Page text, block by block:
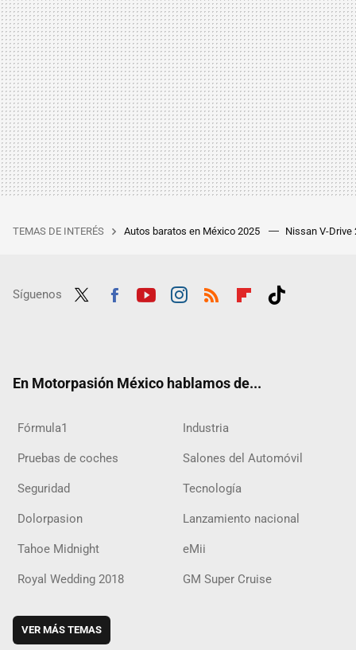
TEMAS DE INTERÉS Autos baratos en México 2025 Nissan V-Drive
Síguenos
En Motorpasión México hablamos de...
Fórmula1 Industria
Pruebas de coches Salones del Automóvil
Seguridad Tecnología
Dolorpasion Lanzamiento nacional
Tahoe Midnight eMii
Royal Wedding 2018 GM Super Cruise
VER MÁS TEMAS